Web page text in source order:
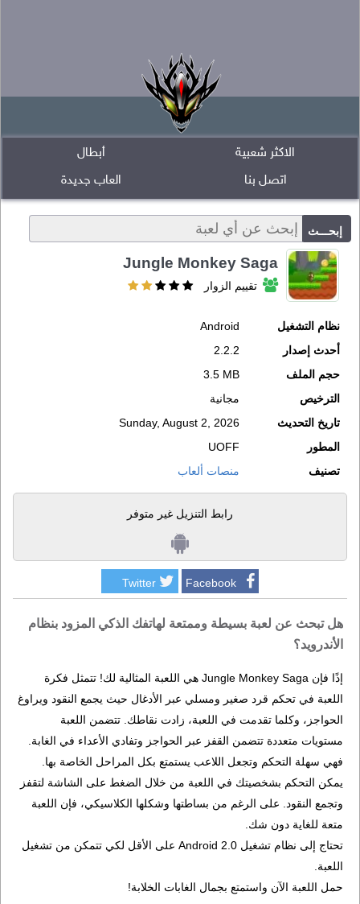
أبطال
الاكثر شعبية
العاب جديدة
اتصل بنا
Jungle Monkey Saga
تقييم الزوار
نظام التشغيل
Android
أحدث إصدار
2.2.2
حجم الملف
3.5 MB
الترخيص
مجانية
تاريخ التحديث
Sunday, August 2, 2026
المطور
UOFF
تصنيف
منصات ألعاب
رابط التنزيل غير متوفر
Facebook
Twitter
هل تبحث عن لعبة بسيطة وممتعة لهاتفك الذكي المزود بنظام
الأندرويد؟
إذًا فإن Jungle Monkey Saga هي اللعبة المثالية لك! تتمثل فكرة
اللعبة في تحكم قرد صغير ومسلي عبر الأدغال حيث يجمع النقود ويراوغ
الحواجز، وكلما تقدمت في اللعبة، زادت نقاطك. تتضمن اللعبة
مستويات متعددة تتضمن القفز عبر الحواجز وتفادي الأعداء في الغابة.
فهي سهلة التحكم وتجعل اللاعب يستمتع بكل المراحل الخاصة بها.
يمكن التحكم بشخصيتك في اللعبة من خلال الضغط على الشاشة لتقفز
وتجمع النقود. على الرغم من بساطتها وشكلها الكلاسيكي، فإن اللعبة
متعة للغاية دون شك.
تحتاج إلى نظام تشغيل Android 2.0 على الأقل لكي تتمكن من تشغيل
اللعبة.
حمل اللعبة الآن واستمتع بجمال الغابات الخلابة!